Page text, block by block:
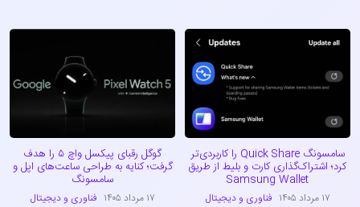
سامسونگ Quick Share را کاربردی‌تر
کرد؛ اشتراک‌گذاری کارت و بلیط از طریق
Samsung Wallet
۱۷ مرداد ۱۴۰۵ فناوری و دیجیتال
گوگل رقبای پیکسل واچ ۵ را هدف
گرفت؛ کنایه به طراحی ساعت‌های اپل و
سامسونگ
۱۷ مرداد ۱۴۰۵ فناوری و دیجیتال